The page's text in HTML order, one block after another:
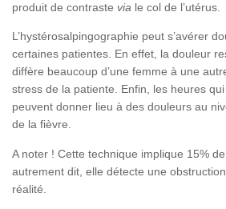
produit de contraste via le col de l’utérus.
L’hystérosalpingographie peut s’avérer
certaines patientes. En effet, la douleur
diffère beaucoup d’une femme à une
stress de la patiente. Enfin, les heures qui
peuvent donner lieu à des douleurs au
de la fièvre.
A noter ! Cette technique implique 15%
autrement dit, elle détecte une
réalité.